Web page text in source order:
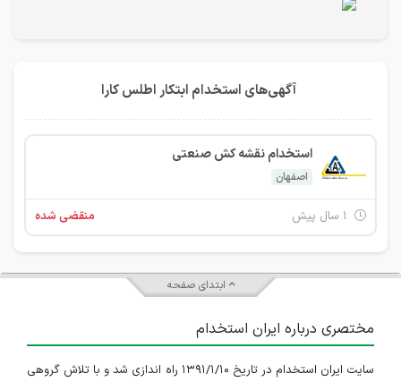
آگهی‌های استخدام ابتکار اطلس کارا
استخدام نقشه کش صنعتی
اصفهان
منقضی شده
ابتدای صفحه
مختصری درباره ایران استخدام
سایت ایران استخدام در تاریخ ۱۳۹۱/۱/۱۰ راه اندازی شد و با تلاش گروهی